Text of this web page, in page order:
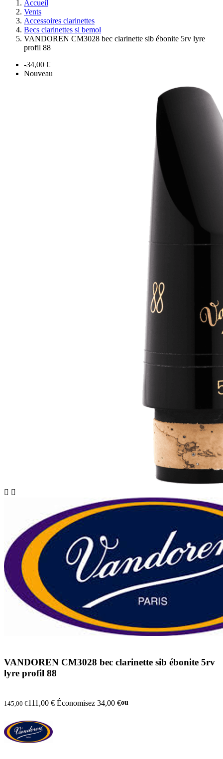
Accueil
Vents
Accessoires clarinettes
Becs clarinettes si bemol
VANDOREN CM3028 bec clarinette sib ébonite 5rv lyre
profil 88
-34,00 €
Nouveau
 
VANDOREN CM3028 bec clarinette sib ébonite 5rv
lyre profil 88
145,00 €111,00 € Économisez 34,00 €ou